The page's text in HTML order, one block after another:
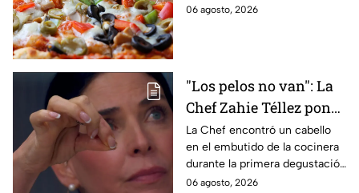
contamos todo lo que debes
06 agosto, 2026
"Los pelos no van": La
Chef Zahie Téllez pone
en evidencia a Carmen
en la gala de mandiles
negros de MasterChef
La Chef encontró un cabello
en el embutido de la cocinera
durante la primera degustación
de la noche
06 agosto, 2026